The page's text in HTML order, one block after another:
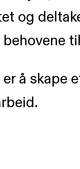
og
behovene
er å skape